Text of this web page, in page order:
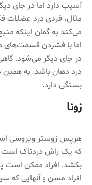
آسیب دارد اما در جای
مثال، فردی درد عضلات
می‌کند به گمان اینکه
اما با فشردن قسمت‌های
در جای دیگر می‌شود.
درد دهان باشد. به همین
بستگی دارد.
زونا
هرپس زوستر ویروسی
که یک راش دردناک است و
بکشد. افراد ممکن است
افراد مسن و آنهایی که